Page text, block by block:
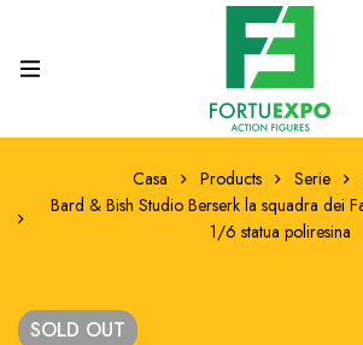
Casa Products Serie
Bard & Bish Studio Berserk la squadra dei
1/6 statua poliresina
SOLD OUT